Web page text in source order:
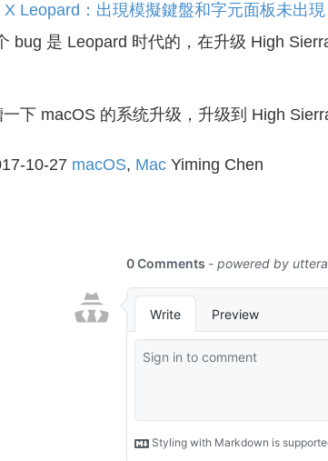
X Leopard：出現模擬鍵盤和字元面板未出
bug 是 Leopard 时代的，在升级 High
下 macOS 的系统升级，升级到 High
10-27 macOS, Mac Yiming Chen